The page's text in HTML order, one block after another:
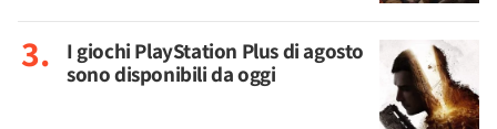
I giochi PlayStation Plus di agosto
sono disponibili da oggi